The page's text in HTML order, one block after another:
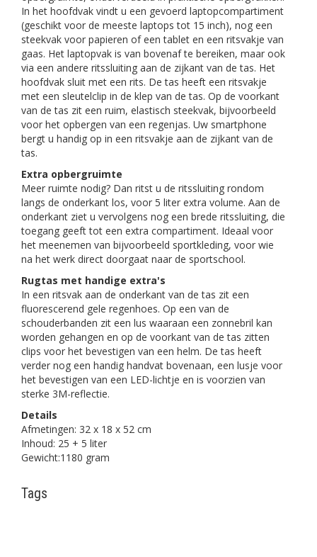
In het hoofdvak vindt u een gevoerd laptopcompartiment
(geschikt voor de meeste laptops tot 15 inch), nog een
steekvak voor papieren of een tablet en een ritsvakje van
gaas. Het laptopvak is van bovenaf te bereiken, maar ook
via een andere ritssluiting aan de zijkant van de tas. Het
hoofdvak sluit met een rits. De tas heeft een ritsvakje
met een sleutelclip in de klep van de tas. Op de voorkant
van de tas zit een ruim, elastisch steekvak, bijvoorbeeld
voor het opbergen van een regenjas. Uw smartphone
bergt u handig op in een ritsvakje aan de zijkant van de
tas.
Extra opbergruimte
Meer ruimte nodig? Dan ritst u de ritssluiting rondom
langs de onderkant los, voor 5 liter extra volume. Aan de
onderkant ziet u vervolgens nog een brede ritssluiting, die
toegang geeft tot een extra compartiment. Ideaal voor
het meenemen van bijvoorbeeld sportkleding, voor wie
na het werk direct doorgaat naar de sportschool.
Rugtas met handige extra's
In een ritsvak aan de onderkant van de tas zit een
fluorescerend gele regenhoes. Op een van de
schouderbanden zit een lus waaraan een zonnebril kan
worden gehangen en op de voorkant van de tas zitten
clips voor het bevestigen van een helm. De tas heeft
verder nog een handig handvat bovenaan, een lusje voor
het bevestigen van een LED-lichtje en is voorzien van
sterke 3M-reflectie.
Details
Afmetingen: 32 x 18 x 52 cm
Inhoud: 25 + 5 liter
Gewicht:1180 gram
Tags